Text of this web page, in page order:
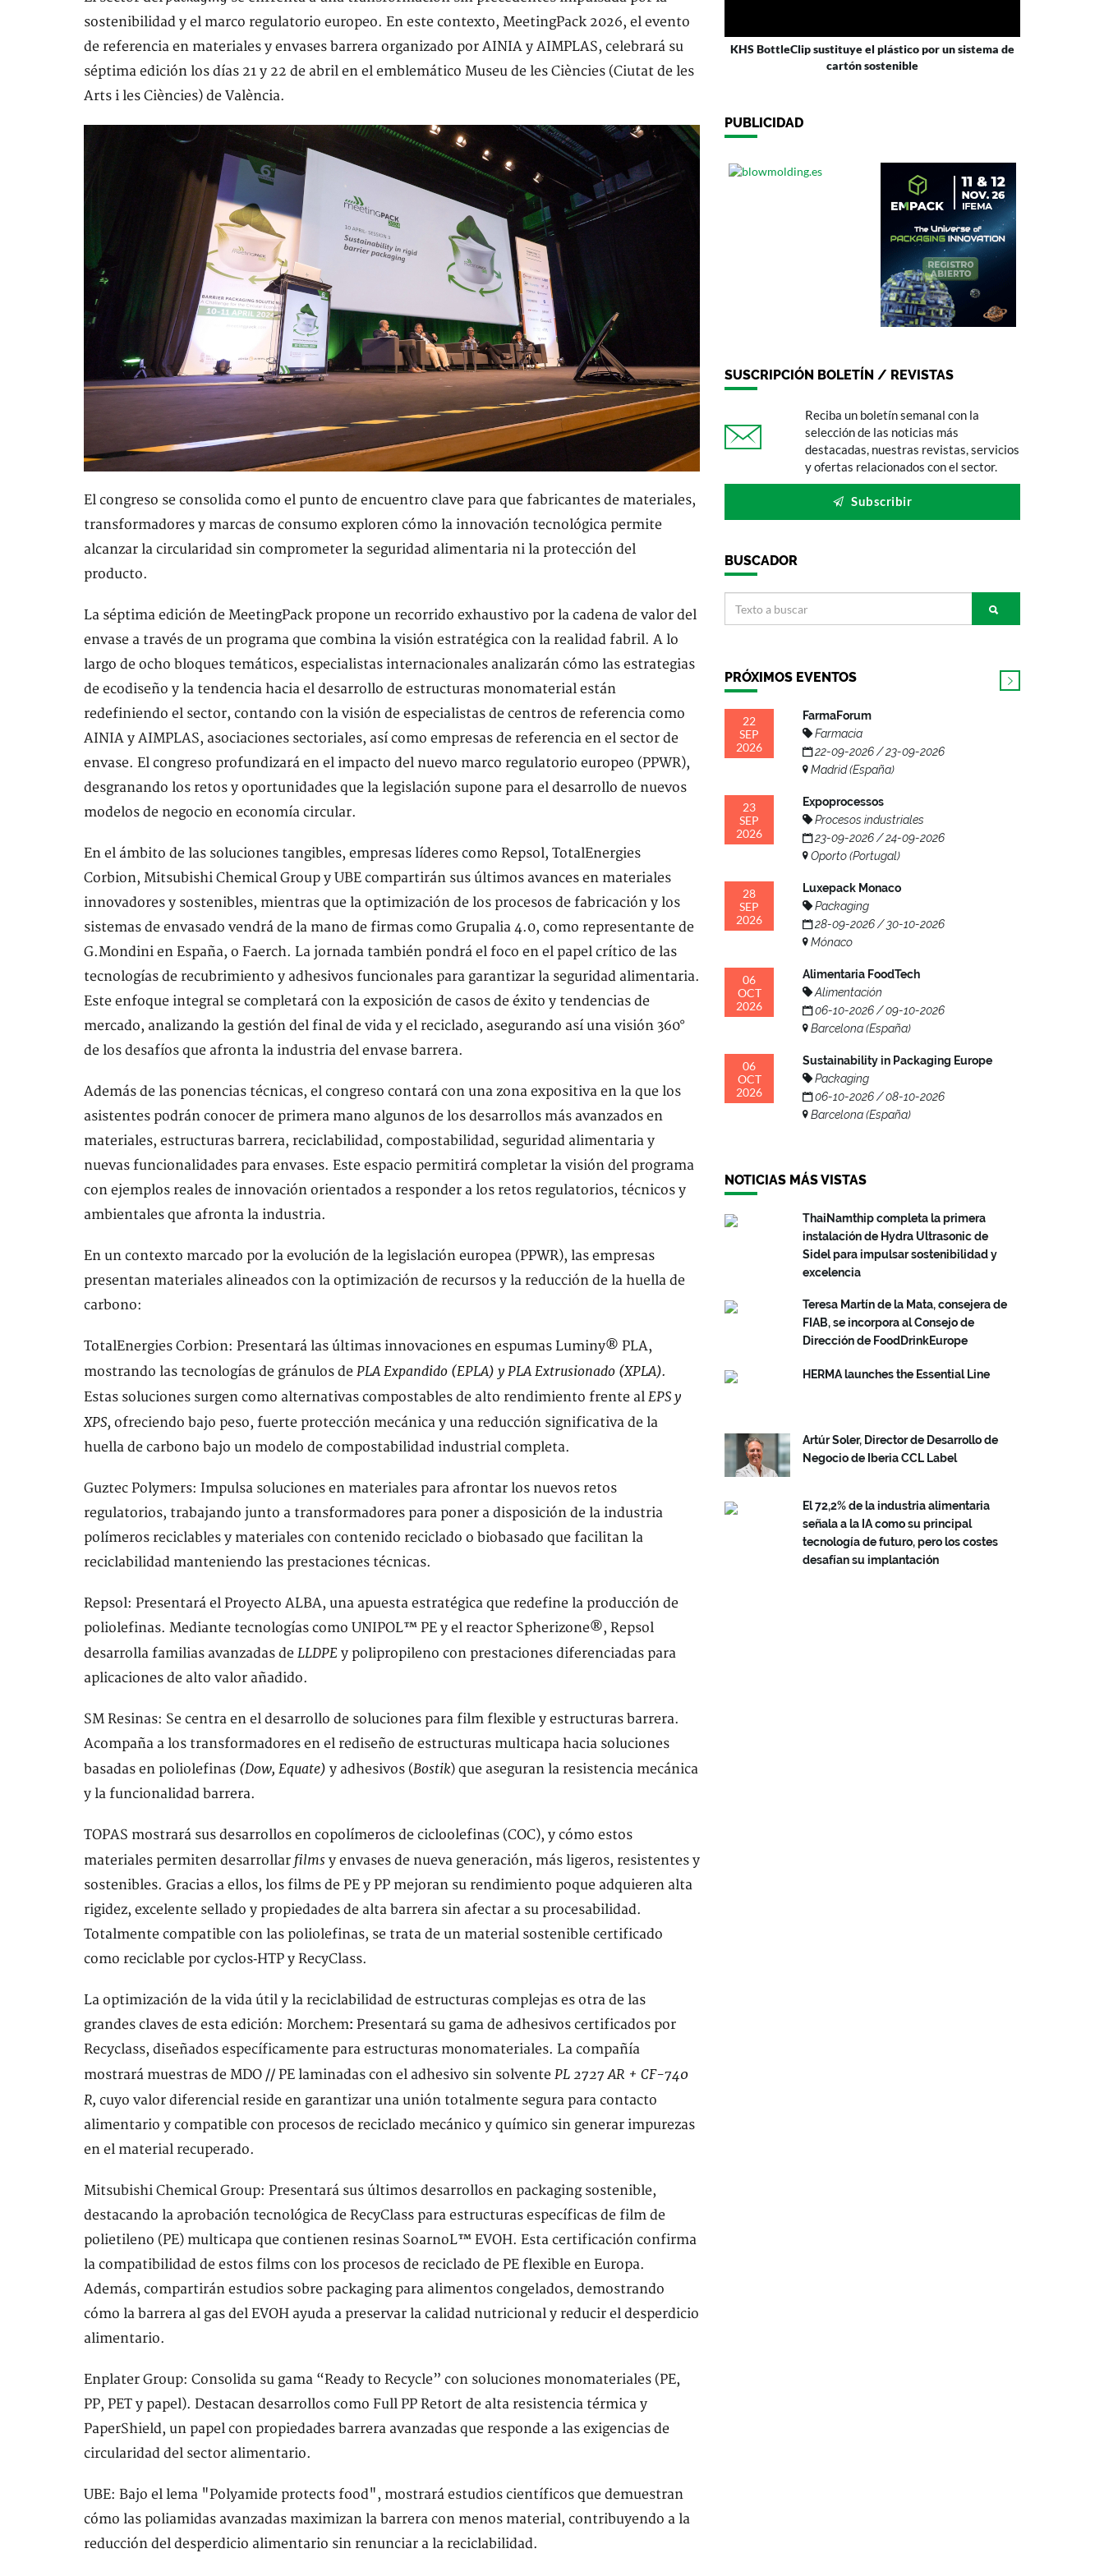
sostenibilidad y el marco regulatorio europeo. En este contexto, MeetingPack 2026, el evento
de referencia en materiales y envases barrera organizado por AINIA y AIMPLAS, celebrará su
séptima edición los días 21 y 22 de abril en el emblemático Museu de les Ciències (Ciutat de les
Arts i les Ciències) de València.
El congreso se consolida como el punto de encuentro clave para que fabricantes de materiales,
transformadores y marcas de consumo exploren cómo la innovación tecnológica permite
alcanzar la circularidad sin comprometer la seguridad alimentaria ni la protección del
producto.
La séptima edición de MeetingPack propone un recorrido exhaustivo por la cadena de valor del
envase a través de un programa que combina la visión estratégica con la realidad fabril. A lo
largo de ocho bloques temáticos, especialistas internacionales analizarán cómo las estrategias
de ecodiseño y la tendencia hacia el desarrollo de estructuras monomaterial están
redefiniendo el sector, contando con la visión de especialistas de centros de referencia como
AINIA y AIMPLAS, asociaciones sectoriales, así como empresas de referencia en el sector de
envase. El congreso profundizará en el impacto del nuevo marco regulatorio europeo (PPWR),
desgranando los retos y oportunidades que la legislación supone para el desarrollo de nuevos
modelos de negocio en economía circular.
En el ámbito de las soluciones tangibles, empresas líderes como Repsol, TotalEnergies
Corbion, Mitsubishi Chemical Group y UBE compartirán sus últimos avances en materiales
innovadores y sostenibles, mientras que la optimización de los procesos de fabricación y los
sistemas de envasado vendrá de la mano de firmas como Grupalia 4.0, como representante de
G.Mondini en España, o Faerch. La jornada también pondrá el foco en el papel crítico de las
tecnologías de recubrimiento y adhesivos funcionales para garantizar la seguridad alimentaria.
Este enfoque integral se completará con la exposición de casos de éxito y tendencias de
mercado, analizando la gestión del final de vida y el reciclado, asegurando así una visión 360°
de los desafíos que afronta la industria del envase barrera.
Además de las ponencias técnicas, el congreso contará con una zona expositiva en la que los
asistentes podrán conocer de primera mano algunos de los desarrollos más avanzados en
materiales, estructuras barrera, reciclabilidad, compostabilidad, seguridad alimentaria y
nuevas funcionalidades para envases. Este espacio permitirá completar la visión del programa
con ejemplos reales de innovación orientados a responder a los retos regulatorios, técnicos y
ambientales que afronta la industria.
En un contexto marcado por la evolución de la legislación europea (PPWR), las empresas
presentan materiales alineados con la optimización de recursos y la reducción de la huella de
carbono:
TotalEnergies Corbion: Presentará las últimas innovaciones en espumas Luminy® PLA,
mostrando las tecnologías de gránulos de PLA Expandido (EPLA) y PLA Extrusionado (XPLA).
Estas soluciones surgen como alternativas compostables de alto rendimiento frente al EPS y
XPS, ofreciendo bajo peso, fuerte protección mecánica y una reducción significativa de la
huella de carbono bajo un modelo de compostabilidad industrial completa.
Guztec Polymers: Impulsa soluciones en materiales para afrontar los nuevos retos
regulatorios, trabajando junto a transformadores para poner a disposición de la industria
polímeros reciclables y materiales con contenido reciclado o biobasado que facilitan la
reciclabilidad manteniendo las prestaciones técnicas.
Repsol: Presentará el Proyecto ALBA, una apuesta estratégica que redefine la producción de
poliolefinas. Mediante tecnologías como UNIPOL™ PE y el reactor Spherizone®, Repsol
desarrolla familias avanzadas de LLDPE y polipropileno con prestaciones diferenciadas para
aplicaciones de alto valor añadido.
SM Resinas: Se centra en el desarrollo de soluciones para film flexible y estructuras barrera.
Acompaña a los transformadores en el rediseño de estructuras multicapa hacia soluciones
basadas en poliolefinas (Dow, Equate) y adhesivos (Bostik) que aseguran la resistencia mecánica
y la funcionalidad barrera.
TOPAS mostrará sus desarrollos en copolímeros de cicloolefinas (COC), y cómo estos
materiales permiten desarrollar films y envases de nueva generación, más ligeros, resistentes y
sostenibles. Gracias a ellos, los films de PE y PP mejoran su rendimiento poque adquieren alta
rigidez, excelente sellado y propiedades de alta barrera sin afectar a su procesabilidad.
Totalmente compatible con las poliolefinas, se trata de un material sostenible certificado
como reciclable por cyclos‑HTP y RecyClass.
La optimización de la vida útil y la reciclabilidad de estructuras complejas es otra de las
grandes claves de esta edición: Morchem: Presentará su gama de adhesivos certificados por
Recyclass, diseñados específicamente para estructuras monomateriales. La compañía
mostrará muestras de MDO // PE laminadas con el adhesivo sin solvente PL 2727 AR + CF-740
R, cuyo valor diferencial reside en garantizar una unión totalmente segura para contacto
alimentario y compatible con procesos de reciclado mecánico y químico sin generar impurezas
en el material recuperado.
Mitsubishi Chemical Group: Presentará sus últimos desarrollos en packaging sostenible,
destacando la aprobación tecnológica de RecyClass para estructuras específicas de film de
polietileno (PE) multicapa que contienen resinas SoarnoL™ EVOH. Esta certificación confirma
la compatibilidad de estos films con los procesos de reciclado de PE flexible en Europa.
Además, compartirán estudios sobre packaging para alimentos congelados, demostrando
cómo la barrera al gas del EVOH ayuda a preservar la calidad nutricional y reducir el desperdicio
alimentario.
Enplater Group: Consolida su gama “Ready to Recycle” con soluciones monomateriales (PE,
PP, PET y papel). Destacan desarrollos como Full PP Retort de alta resistencia térmica y
PaperShield, un papel con propiedades barrera avanzadas que responde a las exigencias de
circularidad del sector alimentario.
UBE: Bajo el lema "Polyamide protects food", mostrará estudios científicos que demuestran
cómo las poliamidas avanzadas maximizan la barrera con menos material, contribuyendo a la
reducción del desperdicio alimentario sin renunciar a la reciclabilidad.
KHS BottleClip sustituye el plástico por un sistema de
cartón sostenible
PUBLICIDAD
SUSCRIPCIÓN BOLETÍN / REVISTAS
Reciba un boletín semanal con la
selección de las noticias más
destacadas, nuestras revistas, servicios
y ofertas relacionados con el sector.
Subscribir
BUSCADOR
PRÓXIMOS EVENTOS
22
SEP
2026
FarmaForum
Farmacia
22-09-2026 / 23-09-2026
Madrid (España)
23
SEP
2026
Expoprocessos
Procesos industriales
23-09-2026 / 24-09-2026
Oporto (Portugal)
28
SEP
2026
Luxepack Monaco
Packaging
28-09-2026 / 30-10-2026
Mónaco
06
OCT
2026
Alimentaria FoodTech
Alimentación
06-10-2026 / 09-10-2026
Barcelona (España)
06
OCT
2026
Sustainability in Packaging Europe
Packaging
06-10-2026 / 08-10-2026
Barcelona (España)
NOTICIAS MÁS VISTAS
ThaiNamthip completa la primera
instalación de Hydra Ultrasonic de
Sidel para impulsar sostenibilidad y
excelencia
Teresa Martín de la Mata, consejera de
FIAB, se incorpora al Consejo de
Dirección de FoodDrinkEurope
HERMA launches the Essential Line
Artúr Soler, Director de Desarrollo de
Negocio de Iberia CCL Label
El 72,2% de la industria alimentaria
señala a la IA como su principal
tecnología de futuro, pero los costes
desafían su implantación